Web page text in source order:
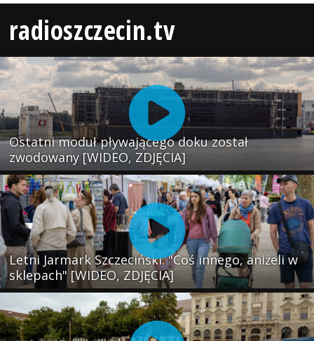
radioszczecin.tv
Ostatni moduł pływającego doku został
zwodowany [WIDEO, ZDJĘCIA]
Letni Jarmark Szczeciński. "Coś innego, aniżeli w
sklepach" [WIDEO, ZDJĘCIA]